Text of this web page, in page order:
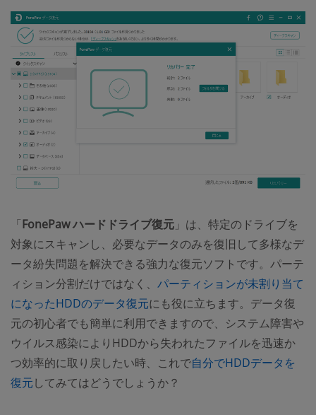
「FonePaw ハードドライブ復元 」は、特定のドライブを
対象にスキャンし、必要なデータのみを復旧して多様なデ
ータ紛失問題を解決できる強力な復元ソフトです。パーテ
ィション分割だけではなく、 パーティションが未割り当て
になったHDDのデータ復元にも役に立ちます。データ復
元の初心者でも簡単に利用できますので、システム障害や
ウイルス感染によりHDDから失われたファイルを迅速か
つ効率的に取り戻したい時、これで自分でHDDデータを
復元してみてはどうでしょうか？